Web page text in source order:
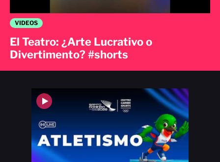
VIDEOS
El Teatro: ¿Arte Lucrativo o
Divertimento? #shorts